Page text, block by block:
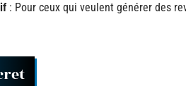
: Pour ceux qui veulent générer des